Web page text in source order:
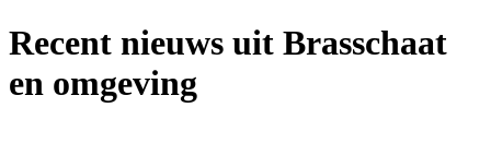
Recent nieuws uit Brasschaat
en omgeving